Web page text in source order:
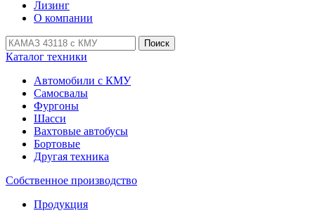
Лизинг
О компании
Поиск
Каталог техники
Автомобили с КМУ
Самосвалы
Фургоны
Шасси
Вахтовые автобусы
Бортовые
Другая техника
Собственное производство
Продукция